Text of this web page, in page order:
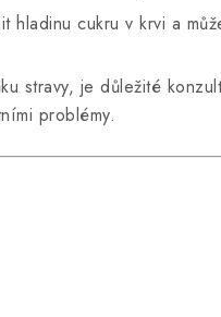
hladinu cukru v krvi a
stravy, je důležité
problémy.